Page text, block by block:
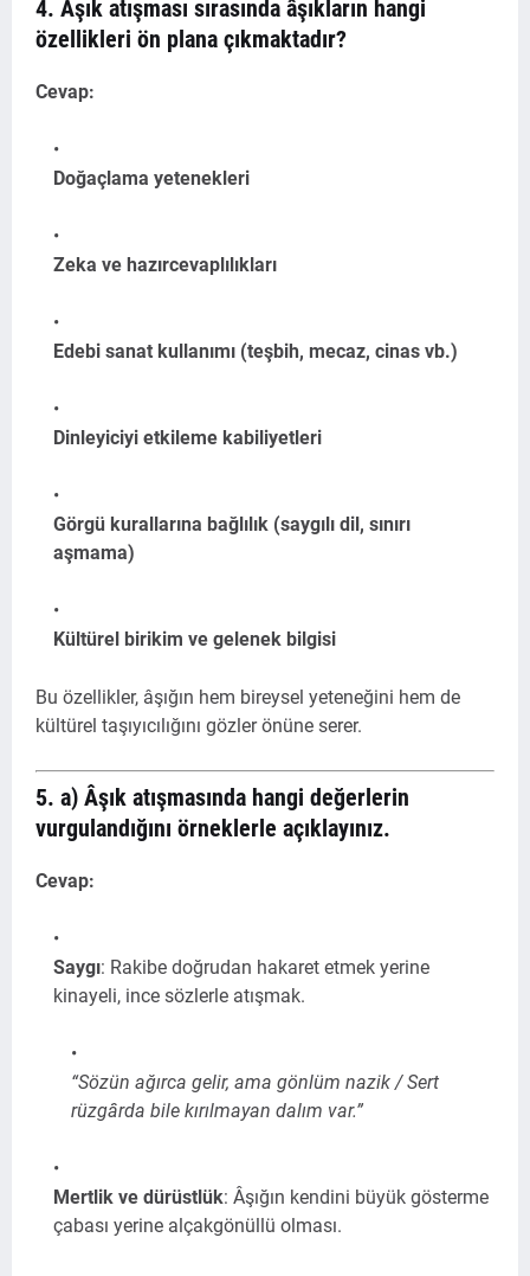
4. Âşık atışması sırasında âşıkların hangi
özellikleri ön plana çıkmaktadır?
Cevap:
Doğaçlama yetenekleri
Zeka ve hazırcevaplılıkları
Edebi sanat kullanımı (teşbih, mecaz, cinas vb.)
Dinleyiciyi etkileme kabiliyetleri
Görgü kurallarına bağlılık (saygılı dil, sınırı
aşmama)
Kültürel birikim ve gelenek bilgisi
Bu özellikler, âşığın hem bireysel yeteneğini hem de
kültürel taşıyıcılığını gözler önüne serer.
5. a) Âşık atışmasında hangi değerlerin
vurgulandığını örneklerle açıklayınız.
Cevap:
Saygı: Rakibe doğrudan hakaret etmek yerine
kinayeli, ince sözlerle atışmak.
“Sözün ağırca gelir, ama gönlüm nazik / Sert
rüzgârda bile kırılmayan dalım var.”
Mertlik ve dürüstlük: Âşığın kendini büyük gösterme
çabası yerine alçakgönüllü olması.